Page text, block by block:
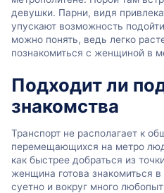
девушки. Парни, видя
упускают возможность
можно понять, ведь легко
познакомиться с женщиной в
Подходит ли
знакомства
Транспорт не располагает к
перемещающихся на метро
как быстрее добраться из
женщина готова знакомиться
суетно и вокруг много